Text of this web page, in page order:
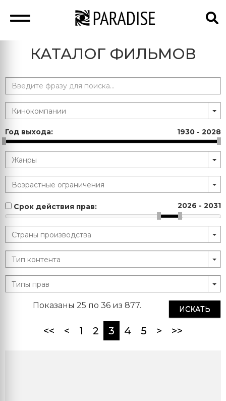
КАТАЛОГ ФИЛЬМОВ
Год выхода: 1930 - 2028
Срок действия прав: 2026 - 2031
ИСКАТЬ
Показаны 25 по 36 из 877.
<< < 1 2 3 (current)
4 5 > >>